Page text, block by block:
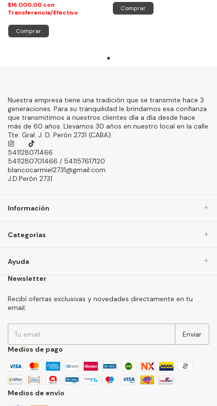
$16.000,00 con
Transferencia/Efectivo
Comprar
Nuestra empresa tiene una tradición que se transmite hace 3
generaciones. Para su tranquilidad le brindamos esa confianza
que transmitimos a nuestros clientes día a día desde hace
más de 60 años. Llevamos 30 años en nuestro local en la calle
Tte. Gral. J. D. Perón 2731 (CABA).
541128071466
5411280701466 / 541157617120
blancocarmiel2731@gmail.com
J.D.Perón 2731
Información
Categorías
Ayuda
Newsletter
Recibí ofertas exclusivas y novedades directamente en tu
email.
Medios de pago
Medios de envío